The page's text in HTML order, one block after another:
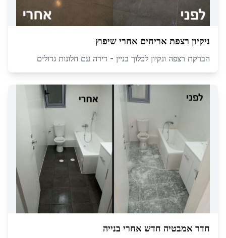
ניקיון רצפת אריחים אחרי שיפוץ
הברקת רצפה ונקיון לכלוך בניין - דירה עם חלונות גדולים
חדר אמבטיה חדש אחרי בנייה